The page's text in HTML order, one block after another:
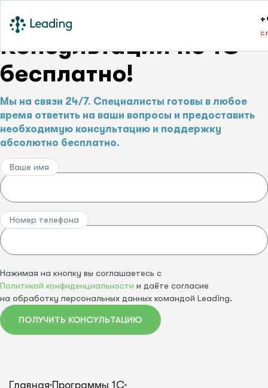
Консультации по 1С –
бесплатно!
Мы на связи 24/7. Специалисты готовы в любое
время ответить на ваши вопросы и предоставить
необходимую консультацию и поддержку
абсолютно бесплатно.
Ваше имя
Номер телефона
Нажимая на кнопку вы соглашаетесь с
Политикой конфиденциальности и даёте согласие
на обработку персональных данных командой Leading.
ПОЛУЧИТЬ КОНСУЛЬТАЦИЮ
Главная Программы 1С